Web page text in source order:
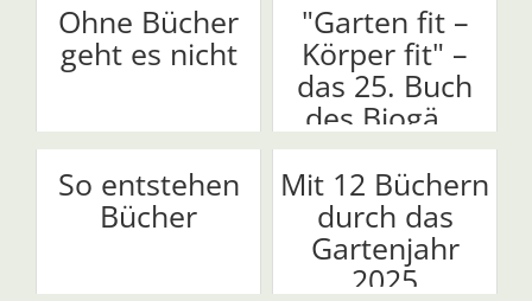
Ohne Bücher
geht es nicht
"Garten fit –
Körper fit" –
das 25. Buch
des Biogä...
So entstehen
Bücher
Mit 12 Büchern
durch das
Gartenjahr
2025